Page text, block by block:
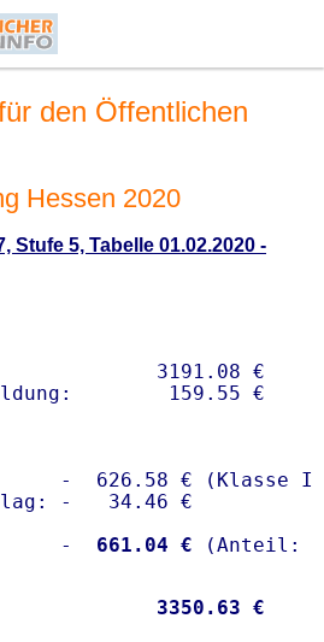
den Öffentlichen
Hessen 2020
Stufe 5, Tabelle 01.02.2020 -
3191.08 €
-  626.58 € (Klasse I)
-   34.46 €
-
  661.04 €
3350.63 €